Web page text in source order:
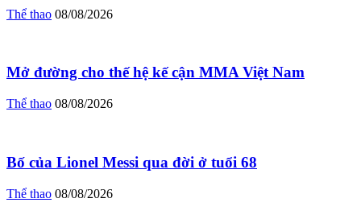
Thể thao 08/08/2026
Mở đường cho thế hệ kế cận MMA Việt Nam
Thể thao 08/08/2026
Bố của Lionel Messi qua đời ở tuổi 68
Thể thao 08/08/2026